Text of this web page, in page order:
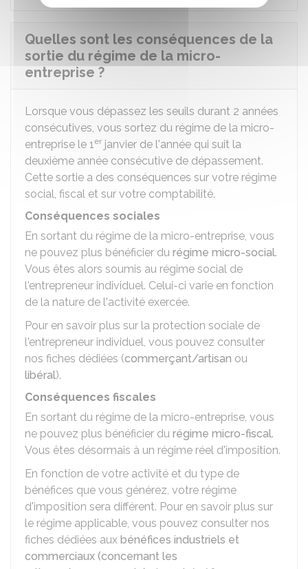
Quelles sont les conséquences de la
sortie du régime de la micro-
entreprise ?
Lorsque vous dépassez les seuils durant 2 années
consécutives, vous sortez du régime de la micro-
entreprise le 1er janvier de l'année qui suit la
deuxième année consécutive de dépassement.
Cette sortie a des conséquences sur votre régime
social, fiscal et sur votre comptabilité.
Conséquences sociales
En sortant du régime de la micro-entreprise, vous
ne pouvez plus bénéficier du régime micro-social.
Vous êtes alors soumis au régime social de
l'entrepreneur individuel. Celui-ci varie en fonction
de la nature de l'activité exercée.
Pour en savoir plus sur la protection sociale de
l'entrepreneur individuel, vous pouvez consulter
nos fiches dédiées (commerçant/artisan ou
libéral).
Conséquences fiscales
En sortant du régime de la micro-entreprise, vous
ne pouvez plus bénéficier du régime micro-fiscal.
Vous êtes désormais à un régime réel d'imposition.
En fonction de votre activité et du type de
bénéfices que vous générez, votre régime
d'imposition sera différent. Pour en savoir plus sur
le régime applicable, vous pouvez consulter nos
fiches dédiées aux bénéfices industriels et
commerciaux (concernant les